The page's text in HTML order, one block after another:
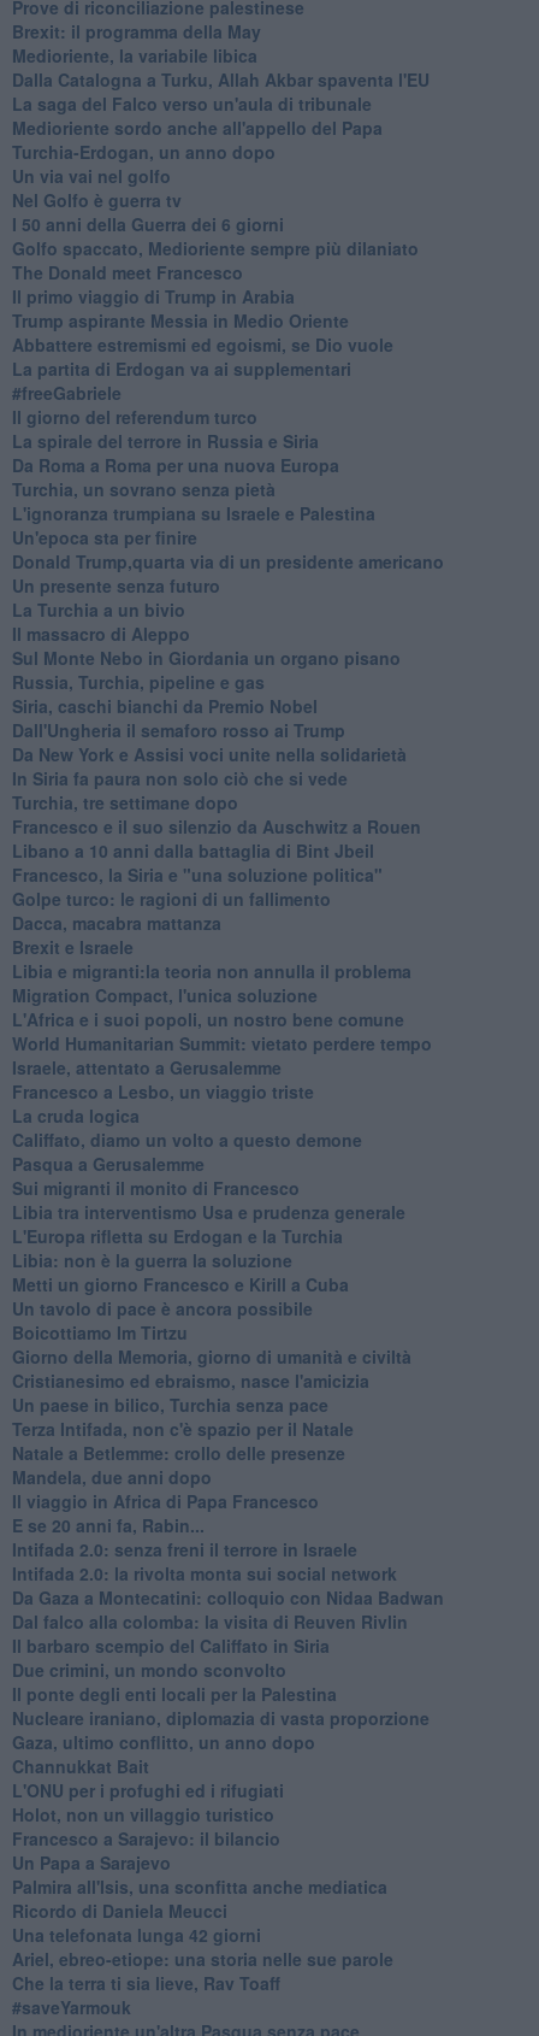
Prove di riconciliazione palestinese
Brexit: il programma della May
Medioriente, la variabile libica
Dalla Catalogna a Turku, Allah Akbar spaventa l'EU
La saga del Falco verso un'aula di tribunale
Medioriente sordo anche all'appello del Papa
Turchia-Erdogan, un anno dopo
Un via vai nel golfo
Nel Golfo è guerra tv
I 50 anni della Guerra dei 6 giorni
Golfo spaccato, Medioriente sempre più dilaniato
The Donald meet Francesco
Il primo viaggio di Trump in Arabia
Trump aspirante Messia in Medio Oriente
Abbattere estremismi ed egoismi, se Dio vuole
La partita di Erdogan va ai supplementari
#freeGabriele
Il giorno del referendum turco
La spirale del terrore in Russia e Siria
Da Roma a Roma per una nuova Europa
Turchia, un sovrano senza pietà
L'ignoranza trumpiana su Israele e Palestina
Un'epoca sta per finire
Donald Trump,quarta via di un presidente americano
Un presente senza futuro
La Turchia a un bivio
Il massacro di Aleppo
Sul Monte Nebo in Giordania un organo pisano
Russia, Turchia, pipeline e gas
Siria, caschi bianchi da Premio Nobel
Dall'Ungheria il semaforo rosso ai Trump
Da New York e Assisi voci unite nella solidarietà
In Siria fa paura non solo ciò che si vede
Turchia, tre settimane dopo
Francesco e il suo silenzio da Auschwitz a Rouen
Libano a 10 anni dalla battaglia di Bint Jbeil
Francesco, la Siria e "una soluzione politica"
Golpe turco: le ragioni di un fallimento
Dacca, macabra mattanza
Brexit e Israele
Libia e migranti:la teoria non annulla il problema
Migration Compact, l'unica soluzione
L'Africa e i suoi popoli, un nostro bene comune
World Humanitarian Summit: vietato perdere tempo
Israele, attentato a Gerusalemme
Francesco a Lesbo, un viaggio triste
La cruda logica
Califfato, diamo un volto a questo demone
Pasqua a Gerusalemme
Sui migranti il monito di Francesco
Libia tra interventismo Usa e prudenza generale
L'Europa rifletta su Erdogan e la Turchia
Libia: non è la guerra la soluzione
Metti un giorno Francesco e Kirill a Cuba
Un tavolo di pace è ancora possibile
Boicottiamo Im Tirtzu
Giorno della Memoria, giorno di umanità e civiltà
Cristianesimo ed ebraismo, nasce l'amicizia
Un paese in bilico, Turchia senza pace
Terza Intifada, non c'è spazio per il Natale
Natale a Betlemme: crollo delle presenze
Mandela, due anni dopo
Il viaggio in Africa di Papa Francesco
E se 20 anni fa, Rabin...
Intifada 2.0: senza freni il terrore in Israele
Intifada 2.0: la rivolta monta sui social network
Da Gaza a Montecatini: colloquio con Nidaa Badwan
Dal falco alla colomba: la visita di Reuven Rivlin
Il barbaro scempio del Califfato in Siria
Due crimini, un mondo sconvolto
Il ponte degli enti locali per la Palestina
Nucleare iraniano, diplomazia di vasta proporzione
Gaza, ultimo conflitto, un anno dopo
Channukkat Bait
L'ONU per i profughi ed i rifugiati
Holot, non un villaggio turistico
Francesco a Sarajevo: il bilancio
Un Papa a Sarajevo
Palmira all'Isis, una sconfitta anche mediatica
Ricordo di Daniela Meucci
​Una telefonata lunga 42 giorni
​Ariel, ebreo-etiope: una storia nelle sue parole
Che la terra ti sia lieve, Rav Toaff
​#saveYarmouk
​In medioriente un'altra Pasqua senza pace